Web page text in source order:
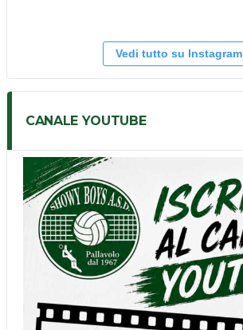
Vedi tutto su Instagram
CANALE YOUTUBE